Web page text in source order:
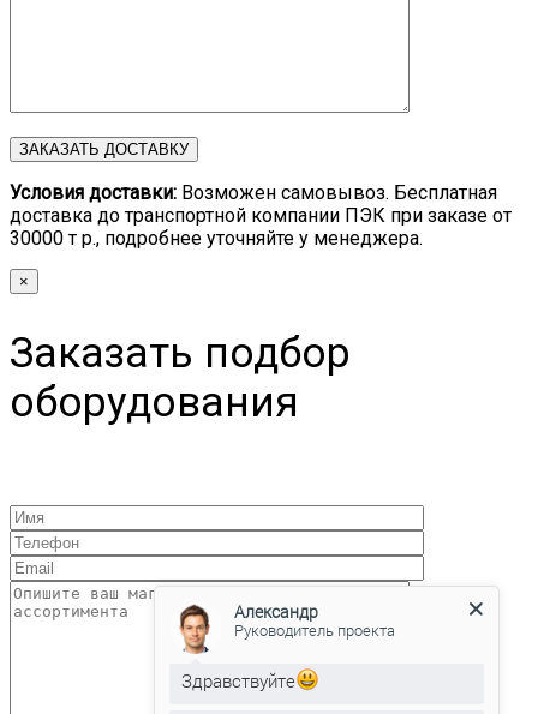
Условия доставки: Возможен самовывоз. Бесплатная
доставка до транспортной компании ПЭК при заказе от
30000 т р., подробнее уточняйте у менеджера.
×
Заказать подбор
оборудования
Александр
Руководитель проекта
Здравствуйте